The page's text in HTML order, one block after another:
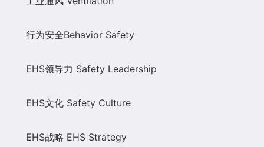
行为安全Behavior Safety
EHS领导力 Safety Leadership
EHS文化 Safety Culture
EHS战略 EHS Strategy